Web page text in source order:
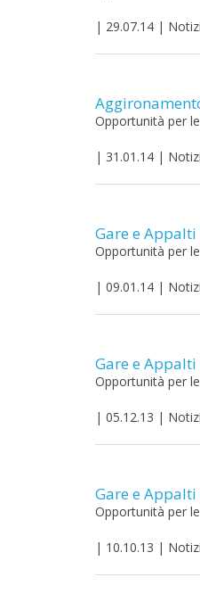
| 29.07.14 |
Opportunità per
| 31.01.14 |
Gare e
Opportunità per
| 09.01.14 |
Gare e
Opportunità per
| 05.12.13 |
Gare e
Opportunità per
| 10.10.13 |